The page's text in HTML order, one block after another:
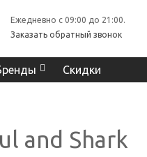
Ежедневно с 09:00 до 21:00.
Заказать обратный звонок
Скидки
and Shark